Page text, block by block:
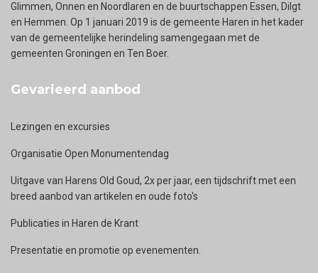
Glimmen, Onnen en Noordlaren en de buurtschappen Essen, Dilgt
en Hemmen. Op 1 januari 2019 is de gemeente Haren in het kader
van de gemeentelijke herindeling samengegaan met de
gemeenten Groningen en Ten Boer.
Gevarieerd aanbod
Lezingen en excursies
Organisatie Open Monumentendag
Uitgave van Harens Old Goud, 2x per jaar, een tijdschrift met een
breed aanbod van artikelen en oude foto's
Publicaties in Haren de Krant
Presentatie en promotie op evenementen.